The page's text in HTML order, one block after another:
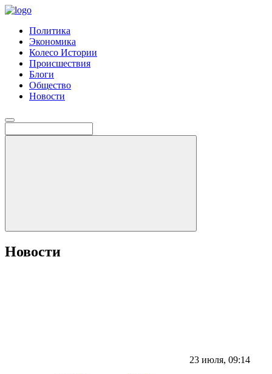
Политика
Экономика
Колесо Истории
Происшествия
Блоги
Общество
Новости
Новости
23 июля, 09:14